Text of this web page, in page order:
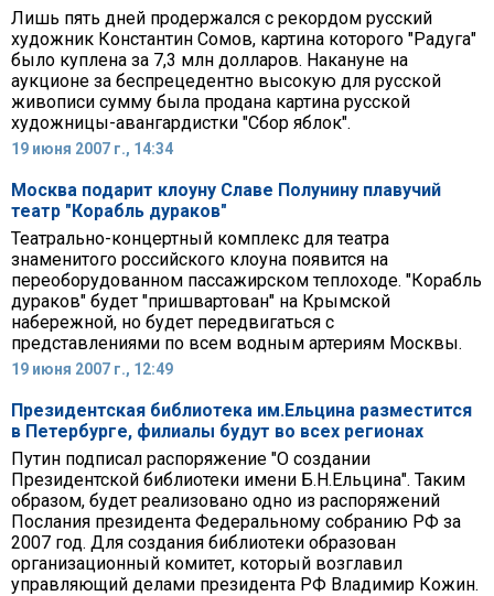
Лишь пять дней продержался с рекордом русский
художник Константин Сомов, картина которого "Радуга"
было куплена за 7,3 млн долларов. Накануне на
аукционе за беспрецедентно высокую для русской
живописи сумму была продана картина русской
художницы-авангардистки "Сбор яблок".
19 июня 2007 г., 14:34
Москва подарит клоуну Славе Полунину плавучий
театр "Корабль дураков"
Театрально-концертный комплекс для театра
знаменитого российского клоуна появится на
переоборудованном пассажирском теплоходе. "Корабль
дураков" будет "пришвартован" на Крымской
набережной, но будет передвигаться с
представлениями по всем водным артериям Москвы.
19 июня 2007 г., 12:49
Президентская библиотека им.Ельцина разместится
в Петербурге, филиалы будут во всех регионах
Путин подписал распоряжение "О создании
Президентской библиотеки имени Б.Н.Ельцина". Таким
образом, будет реализовано одно из распоряжений
Послания президента Федеральному собранию РФ за
2007 год. Для создания библиотеки образован
организационный комитет, который возглавил
управляющий делами президента РФ Владимир Кожин.